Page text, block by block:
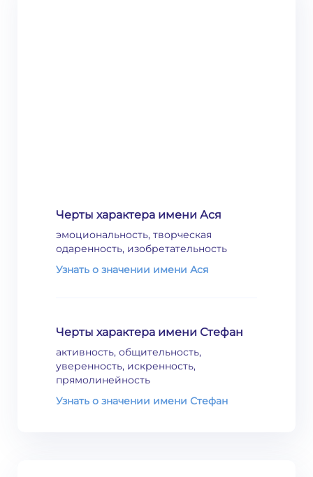
Черты характера имени Ася
эмоциональность, творческая
одаренность, изобретательность
Узнать о значении имени Ася
Черты характера имени Стефан
активность, общительность,
уверенность, искренность,
прямолинейность
Узнать о значении имени Стефан